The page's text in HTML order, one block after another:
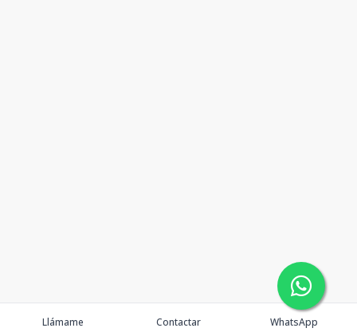
Llámame Contactar WhatsApp